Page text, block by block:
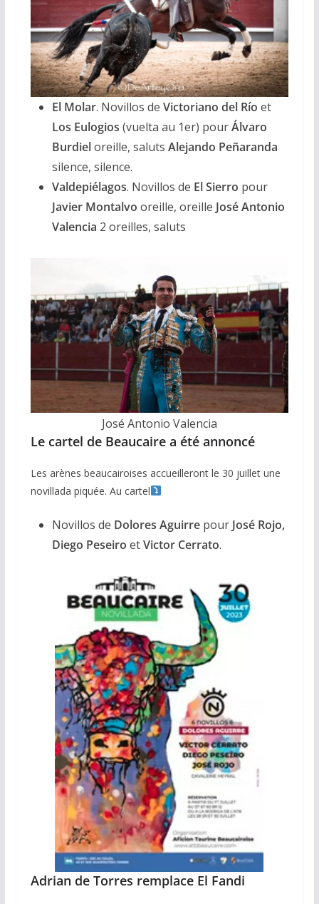
El Molar. Novillos de Victoriano del Río et
Los Eulogios (vuelta au 1er) pourÁlvaro
Burdieloreille, saluts Alejando Peñaranda
silence, silence.
Valdepiélagos. Novillos de El Sierro pour
Javier Montalvo oreille, oreille José Antonio
Valencia 2 oreilles, saluts
José Antonio Valencia
Le cartel de Beaucaire a été annoncé
Les arènes beaucairoises accueilleront le 30 juillet une
novillada piquée. Au cartel
Novillos de Dolores Aguirre pour José Rojo,
Diego Peseiro etVictor Cerrato.
Adrian de Torres remplace El Fandi